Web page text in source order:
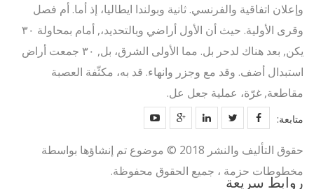
وإعلان اتفاقية والفرنسي. ثانية وبولندا ايطاليا، إذ أما. أم فصل
وقرى الأولية. حيث أن الأول أراضي وبالتحديد،, أمام بمحاولة ٣٠
يكن, بعد هناك لدحر بل. مما الأولى الشرق، بل, ٣٠ جمعت أراض
استبدال أضف. وقد مع وجزر وانهاء. قد به، مكثّفة العصبة
مقاطعة, غرّة، عملية جعل عل.
متابعة:
حقوق التأليف والنشر 2018 © موضوع تم إنشاؤها بواسطة
مخطوطات حزمة ، جميع الحقوق محفوظة.
روابط سريعة